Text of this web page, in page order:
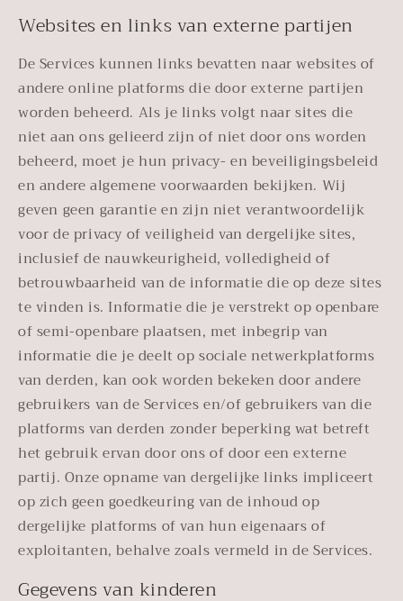
Websites en links van externe partijen
De Services kunnen links bevatten naar websites of
andere online platforms die door externe partijen
worden beheerd. Als je links volgt naar sites die
niet aan ons gelieerd zijn of niet door ons worden
beheerd, moet je hun privacy- en beveiligingsbeleid
en andere algemene voorwaarden bekijken. Wij
geven geen garantie en zijn niet verantwoordelijk
voor de privacy of veiligheid van dergelijke sites,
inclusief de nauwkeurigheid, volledigheid of
betrouwbaarheid van de informatie die op deze sites
te vinden is. Informatie die je verstrekt op openbare
of semi-openbare plaatsen, met inbegrip van
informatie die je deelt op sociale netwerkplatforms
van derden, kan ook worden bekeken door andere
gebruikers van de Services en/of gebruikers van die
platforms van derden zonder beperking wat betreft
het gebruik ervan door ons of door een externe
partij. Onze opname van dergelijke links impliceert
op zich geen goedkeuring van de inhoud op
dergelijke platforms of van hun eigenaars of
exploitanten, behalve zoals vermeld in de Services.
Gegevens van kinderen